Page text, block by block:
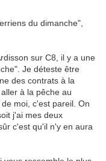
du dimanche",
sur C8, il y a une
Je déteste être
des contrats à la
à la pêche au
moi, c'est pareil. On
j'ai mes deux
c'est qu'il n'y en aura